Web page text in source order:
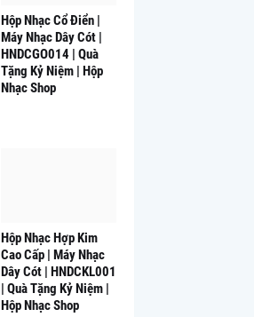
Hộp Nhạc Cổ Điển |
Máy Nhạc Dây Cót |
HNDCGO014 | Quà
Tặng Kỷ Niệm | Hộp
Nhạc Shop
Hộp Nhạc Hợp Kim
Cao Cấp | Máy Nhạc
Dây Cót | HNDCKL001
| Quà Tặng Kỷ Niệm |
Hộp Nhạc Shop